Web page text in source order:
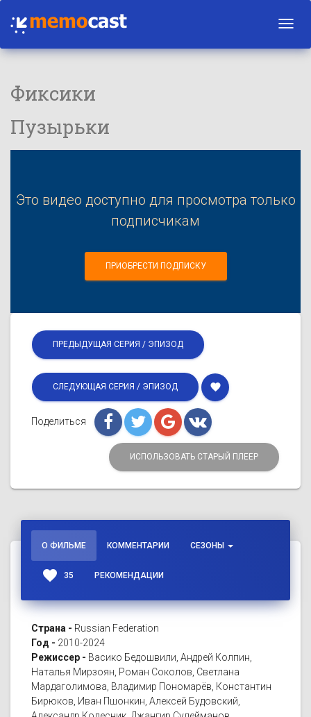
Фиксики
Пузырьки
Это видео доступно для просмотра только
подписчикам
ПРИОБРЕСТИ ПОДПИСКУ
ПРЕДЫДУЩАЯ СЕРИЯ / ЭПИЗОД
СЛЕДУЮЩАЯ СЕРИЯ / ЭПИЗОД favorite
Поделиться
ИСПОЛЬЗОВАТЬ СТАРЫЙ ПЛЕЕР
О ФИЛЬМЕ КОММЕНТАРИИ СЕЗОНЫ
favorite 35 РЕКОМЕНДАЦИИ
Страна - Russian Federation
Год - 2010-2024
Режиссер - Васико Бедошвили, Андрей Колпин,
Наталья Мирзоян, Роман Соколов, Светлана
Мардаголимова, Владимир Пономарёв, Константин
Бирюков, Иван Пшонкин, Алексей Будовский,